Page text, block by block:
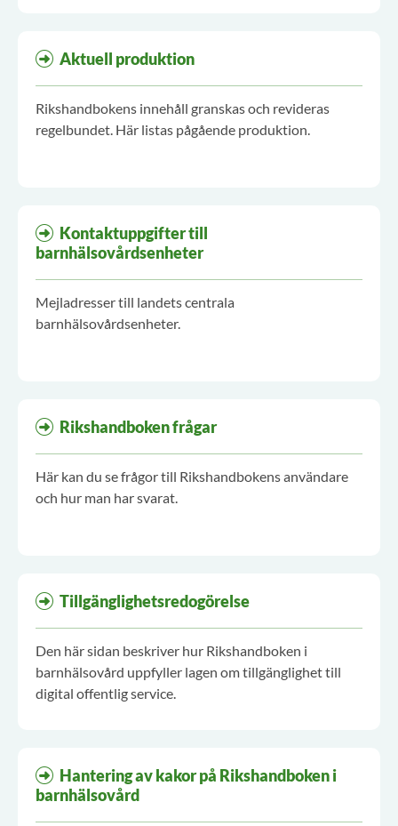
Aktuell produktion
Rikshandbokens innehåll granskas och revideras
regelbundet. Här listas pågående produktion.
Kontaktuppgifter till
barnhälsovårdsenheter
Mejladresser till landets centrala
barnhälsovårdsenheter.
Rikshandboken frågar
Här kan du se frågor till Rikshandbokens användare
och hur man har svarat.
Tillgänglighetsredogörelse
Den här sidan beskriver hur Rikshandboken i
barnhälsovård uppfyller lagen om tillgänglighet till
digital offentlig service.
Hantering av kakor på Rikshandboken i
barnhälsovård